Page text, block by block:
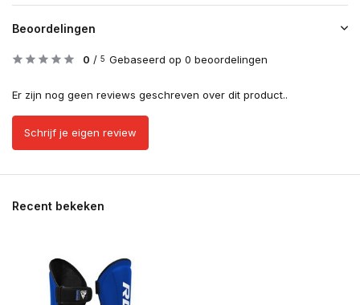
Beoordelingen
0 / 5 Gebaseerd op 0 beoordelingen
Er zijn nog geen reviews geschreven over dit product..
Schrijf je eigen review
Recent bekeken